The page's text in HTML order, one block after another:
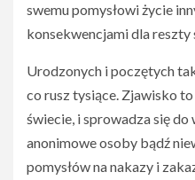
swemu pomysłowi życie
konsekwencjami dla reszty
Urodzonych i poczętych
co rusz tysiące. Zjawisko
świecie, i sprowadza się do
anonimowe osoby bądź
pomysłów na nakazy i